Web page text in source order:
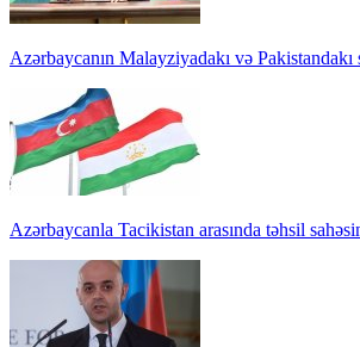
Azərbaycanın Malayziyadakı və Pakistandakı
Azərbaycanla Tacikistan arasında təhsil